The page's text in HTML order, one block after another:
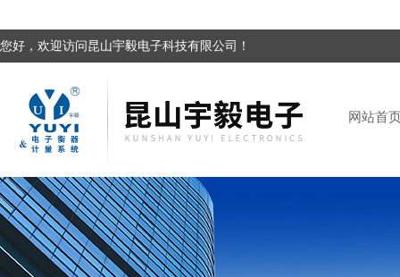
您好，欢迎访问昆山宇毅电子科技有限公司！
网站首